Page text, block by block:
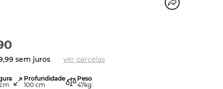
,99 sem juros ver parcelas
Profundidade
100 cm
Peso
47kg